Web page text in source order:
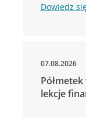
Dowiedz
07.08.2026
lekcje